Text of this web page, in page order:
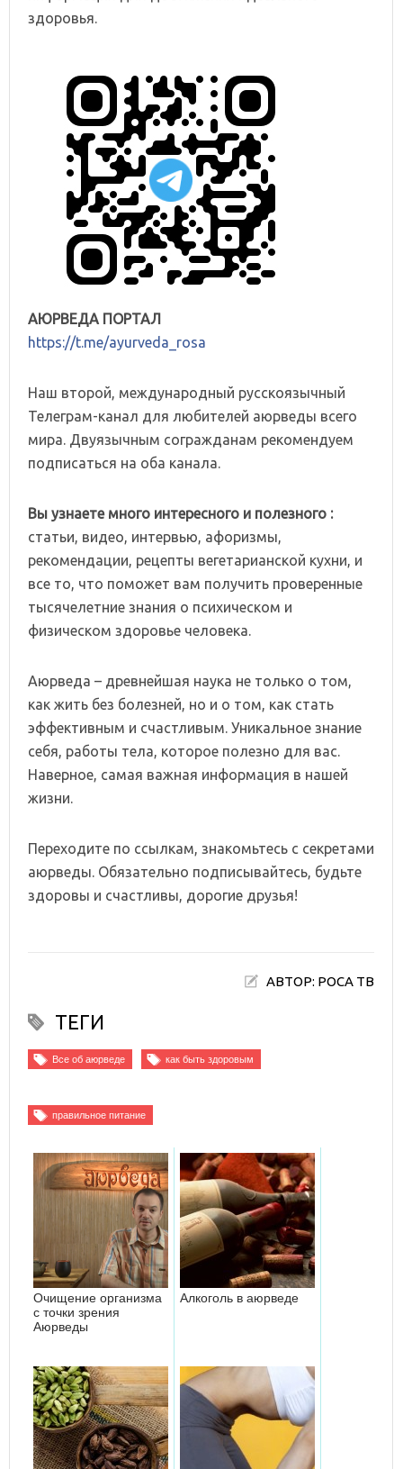
здоровья.
АЮРВЕДА ПОРТАЛ
https://t.me/ayurveda_rosa
Наш второй, международный русскоязычный
Телеграм-канал для любителей аюрведы всего
мира. Двуязычным согражданам рекомендуем
подписаться на оба канала.
Вы узнаете много интересного и полезного :
статьи, видео, интервью, афоризмы,
рекомендации, рецепты вегетарианской кухни, и
все то, что поможет вам получить проверенные
тысячелетние знания о психическом и
физическом здоровье человека.
Аюрведа – древнейшая наука не только о том,
как жить без болезней, но и о том, как стать
эффективным и счастливым. Уникальное знание
себя, работы тела, которое полезно для вас.
Наверное, самая важная информация в нашей
жизни.
Переходите по ссылкам, знакомьтесь с секретами
аюрведы. Обязательно подписывайтесь, будьте
здоровы и счастливы, дорогие друзья!
АВТОР: РОСА ТВ
ТЕГИ
Все об аюрведе как быть здоровым
правильное питание
Очищение организма
с точки зрения
Аюрведы
Алкоголь в аюрведе